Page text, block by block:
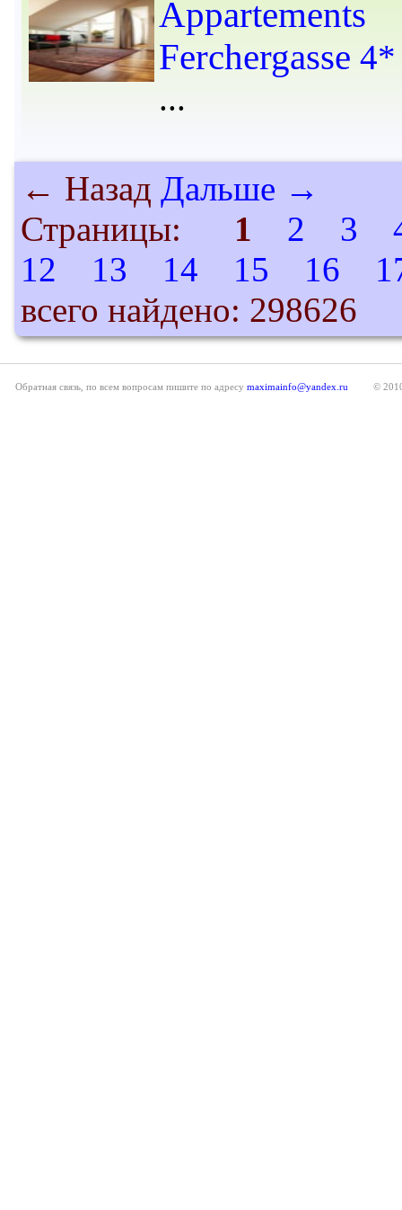
Appartements
Ferchergasse 4*
← Назад Дальше →
Страницы:
1 2 3
12
13 14 15 16
всего найдено: 298626
Обратная связь, по всем вопросам пишите по адресу maximainfo@yandex.ru ©